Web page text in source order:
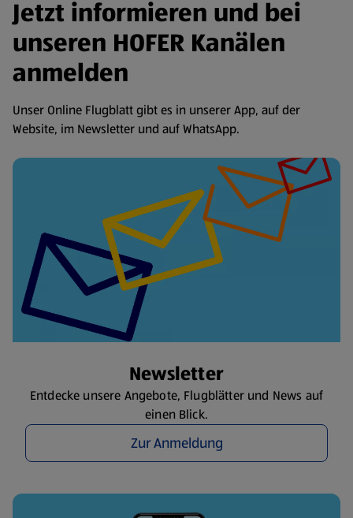
Jetzt informieren und bei
unseren HOFER Kanälen
anmelden
Unser Online Flugblatt gibt es in unserer App, auf der
Website, im Newsletter und auf WhatsApp.
Newsletter
Entdecke unsere Angebote, Flugblätter und News auf
einen Blick.
Zur Anmeldung